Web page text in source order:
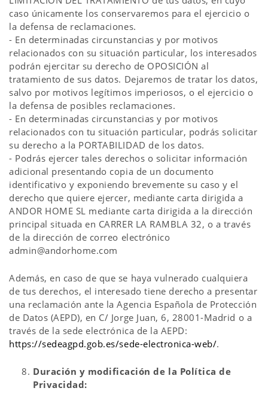
caso únicamente los conservaremos para el ejercicio o
la defensa de reclamaciones.
- En determinadas circunstancias y por motivos
relacionados con su situación particular, los interesados
podrán ejercitar su derecho de OPOSICIÓN al
tratamiento de sus datos. Dejaremos de tratar los datos,
salvo por motivos legítimos imperiosos, o el ejercicio o
la defensa de posibles reclamaciones.
- En determinadas circunstancias y por motivos
relacionados con tu situación particular, podrás solicitar
su derecho a la PORTABILIDAD de los datos.
- Podrás ejercer tales derechos o solicitar información
adicional presentando copia de un documento
identificativo y exponiendo brevemente su caso y el
derecho que quiere ejercer, mediante carta dirigida a
ANDOR HOME SL mediante carta dirigida a la dirección
principal situada en CARRER LA RAMBLA 32, o a través
de la dirección de correo electrónico
admin@andorhome.com
Además, en caso de que se haya vulnerado cualquiera
de tus derechos, el interesado tiene derecho a presentar
una reclamación ante la Agencia Española de Protección
de Datos (AEPD), en C/ Jorge Juan, 6, 28001-Madrid o a
través de la sede electrónica de la AEPD:
https://sedeagpd.gob.es/sede-electronica-web/.
Duración y modificación de la Política de
Privacidad: